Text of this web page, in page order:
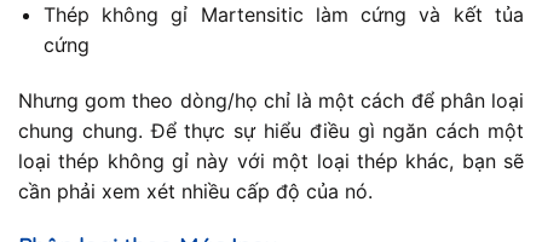
Thép không gỉ Martensitic làm cứng và kết tủa
cứng
Nhưng gom theo dòng/họ chỉ là một cách để phân loại
chung chung. Để thực sự hiểu điều gì ngăn cách một
loại thép không gỉ này với một loại thép khác, bạn sẽ
cần phải xem xét nhiều cấp độ của nó.